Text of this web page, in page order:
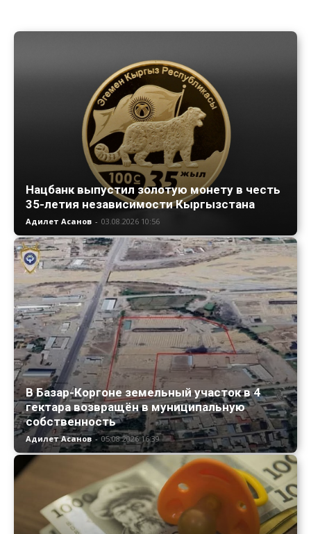
Нацбанк выпустил золотую монету в честь
35-летия независимости Кыргызстана
Адилет Асанов - 03.08.2026 10:56
В Базар-Коргоне земельный участок в 4
гектара возвращён в муниципальную
собственность
Адилет Асанов - 05.08.2026 16:39